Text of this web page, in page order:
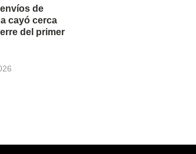
de
cayó cerca
del primer